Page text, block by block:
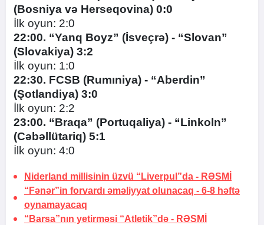
(Bosniya və Herseqovina) 0:0
İlk oyun: 2:0
22:00. “Yanq Boyz” (İsveçrə) - “Slovan”
(Slovakiya) 3:2
İlk oyun: 1:0
22:30. FCSB (Rumıniya) - “Aberdin”
(Şotlandiya) 3:0
İlk oyun: 2:2
23:00. “Braqa” (Portuqaliya) - “Linkoln”
(Cəbəllütariq) 5:1
İlk oyun: 4:0
Niderland millisinin üzvü “Liverpul”da - RƏSMİ
“Fənər”in forvardı əməliyyat olunacaq - 6-8 həftə
oynamayacaq
“Barsa”nın yetirməsi “Atletik”də - RƏSMİ